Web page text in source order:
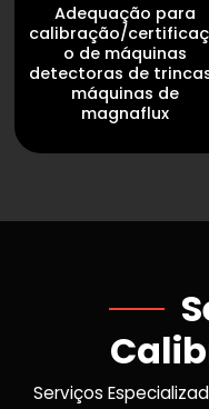
Adequação para
calibração/
o de máquinas
detectoras de
máquinas de
magnaflux
Serviços